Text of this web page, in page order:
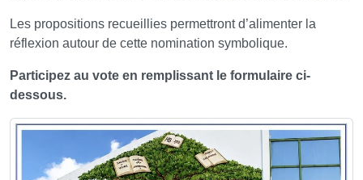
Les propositions recueillies permettront d’alimenter la
réflexion autour de cette nomination symbolique.
Participez au vote en remplissant le formulaire ci-
dessous.